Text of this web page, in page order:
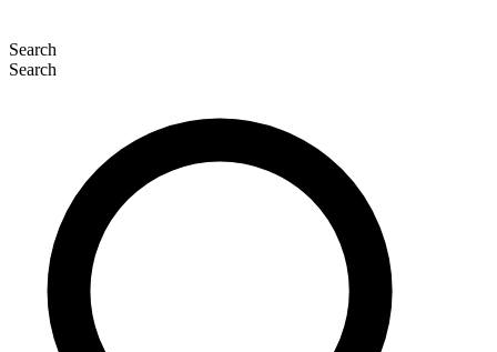
Search
Search